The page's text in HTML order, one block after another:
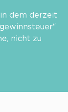
dem derzeit
nicht zu